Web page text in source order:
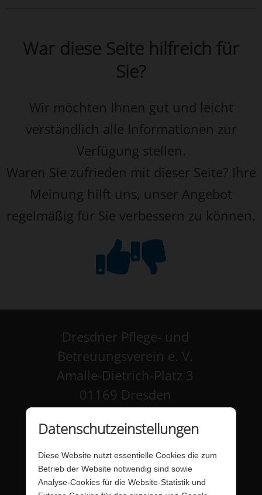
War diese Seite hilfreich für
Sie?
Wir möchten Ihnen gut und leicht
verständlich alle Informationen zur
Verfügung stellen.
Waren Sie zufrieden mit dieser Seite? Ihre
Meinung hilft uns, unser Angebot
regelmäßig für Sie verbessern zu können.
Dresdner Pflege- und
Betreuungsverein e. V.
Amalie-Dietrich-Platz 3
01169 Dresden
Kontakt
Datenschutz
Datenschutzeinstellungen
Diese Website nutzt essentielle Cookies die zum
Betrieb der Website notwendig sind sowie
Analyse-Cookies für die Website-Statistik und